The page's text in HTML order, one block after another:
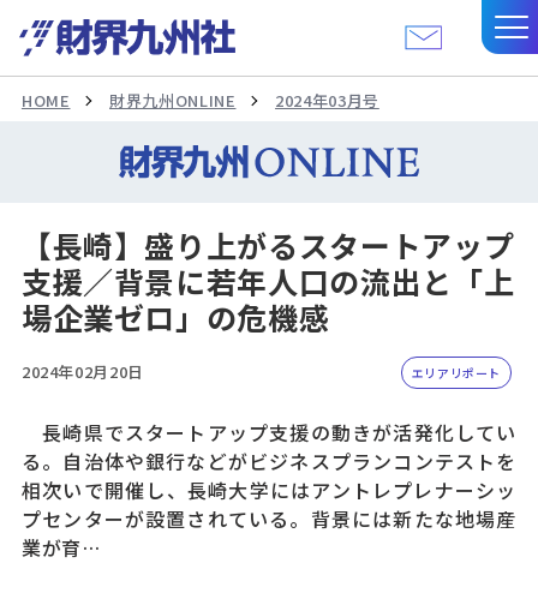
HOME 財界九州ONLINE 2024年03月号
【長崎】盛り上がるスタートアップ
支援／背景に若年人口の流出と「上
場企業ゼロ」の危機感
2024年02月20日 エリアリポート
長崎県でスタートアップ支援の動きが活発化してい
る。自治体や銀行などがビジネスプランコンテストを
相次いで開催し、長崎大学にはアントレプレナーシッ
プセンターが設置されている。背景には新たな地場産
業が育…